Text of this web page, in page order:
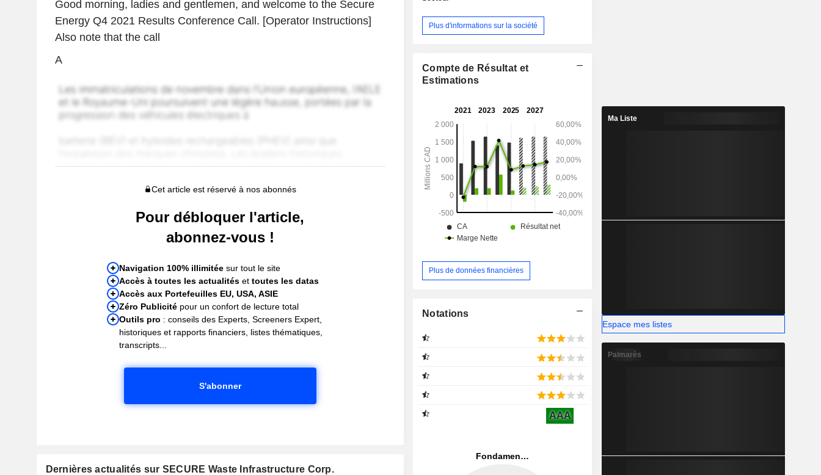
Good morning, ladies and gentlemen, and welcome to the Secure
Energy Q4 2021 Results Conference Call. [Operator Instructions]
Also note that the call
A
Cet article est réservé à nos abonnés
Pour débloquer l'article,
abonnez-vous !
Navigation 100% illimitée sur tout le site
Accès à toutes les actualités ettoutes les datas
Accès aux Portefeuilles EU, USA, ASIE
Zéro Publicité pour un confort de lecture total
Outils pro : conseils des Experts, Screeners Expert,
historiques et rapports financiers, listes thématiques,
transcripts...
S'abonner
Dernières actualités sur SECURE Waste Infrastructure Corp.
Plus d'informations sur la société
Compte de Résultat et
Estimations
Plus de données financières
Notations
AAA
Ma Liste
Espace mes listes
Palmarès